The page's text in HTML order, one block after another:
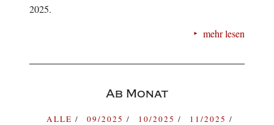
2025.
mehr lesen
Ab Monat
ALLE 09/2025 10/2025
11/2025